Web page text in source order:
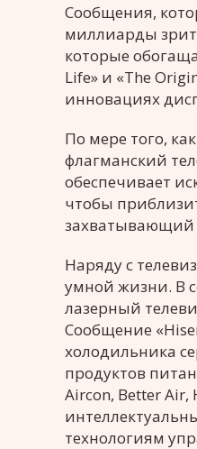
Сообщения,
миллиарды
которые
Life» и «The
инновациях
По мере того,
флагманский
обеспечивает
чтобы
захватывающий
Наряду с
умной жизни. В
лазерный
Сообщение
холодильника
продуктов
Aircon, Better Air,
технологиям